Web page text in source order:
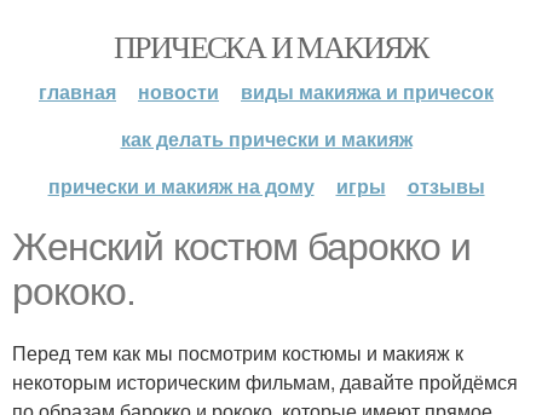
ПРИЧЕСКА И МАКИЯЖ
главная новости
виды макияжа и причесок
как делать прически и макияж
прически и макияж на дому
игры отзывы
Женский костюм барокко и
рококо.
Перед тем как мы посмотрим костюмы и макияж к
некоторым историческим фильмам, давайте пройдёмся